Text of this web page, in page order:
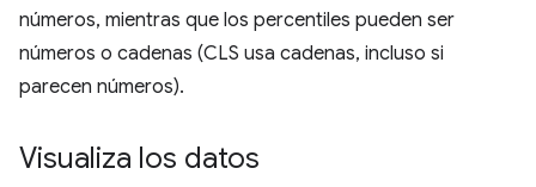
números, mientras que los percentiles pueden ser
números o cadenas (CLS usa cadenas, incluso si
parecen números).
Visualiza los datos